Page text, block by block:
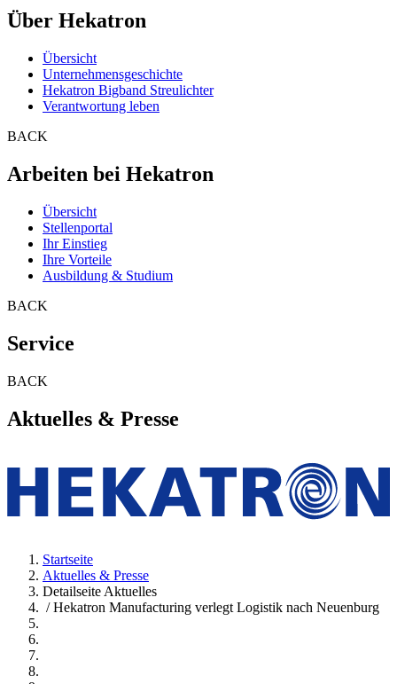
Über Hekatron
Übersicht
Unternehmensgeschichte
Hekatron Bigband Streulichter
Verantwortung leben
BACK
Arbeiten bei Hekatron
Übersicht
Stellenportal
Ihr Einstieg
Ihre Vorteile
Ausbildung & Studium
BACK
Service
BACK
Aktuelles & Presse
Startseite
Aktuelles & Presse
Detailseite Aktuelles
/ Hekatron Manufacturing verlegt Logistik nach Neuenburg